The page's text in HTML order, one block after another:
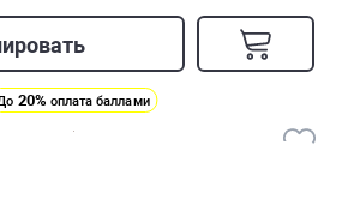
20% оплата баллами